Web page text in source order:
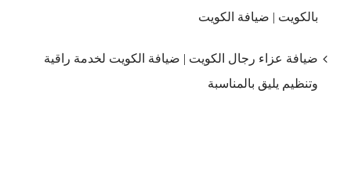
بالكويت | ضيافة الكويت
ضيافة عزاء رجال الكويت | ضيافة الكويت لخدمة راقية
وتنظيم يليق بالمناسبة